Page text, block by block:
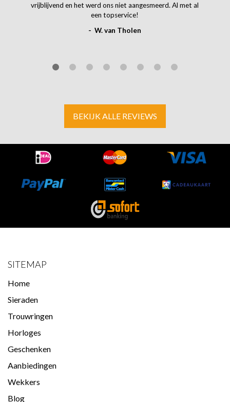
vrijblijvend en het werd ons niet aangesmeerd. Al met al
een topservice!
- W. van Tholen
BEKIJK ALLE REVIEWS
SITEMAP
Home
Sieraden
Trouwringen
Horloges
Geschenken
Aanbiedingen
Wekkers
Blog